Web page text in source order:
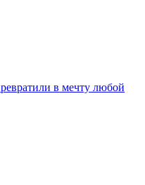
в мечту любой